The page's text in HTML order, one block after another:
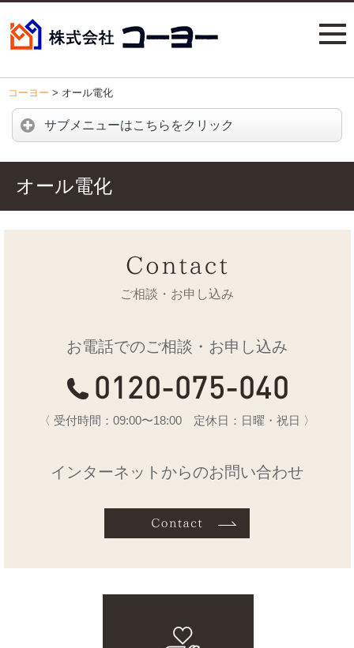
コーヨー > オール電化
サブメニューはこちらをクリック
オール電化
ご相談・お申し込み
お電話でのご相談・お申し込み
〈 受付時間：09:00〜18:00 定休日：日曜・祝日 〉
インターネットからのお問い合わせ